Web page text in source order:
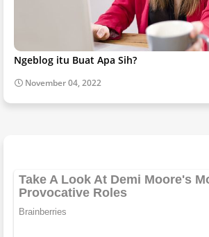
Ngeblog itu Buat Apa Sih?
November 04, 2022